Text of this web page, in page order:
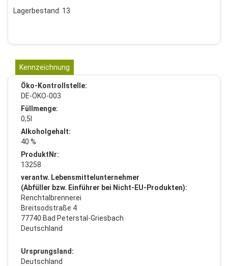
Lagerbestand: 13
Kennzeichnung
Öko-Kontrollstelle:
DE-ÖKO-003
Füllmenge:
0,5l
Alkoholgehalt:
40 %
ProduktNr:
13258
verantw. Lebensmittelunternehmer
(Abfüller bzw. Einführer bei Nicht-EU-Produkten):
Renchtalbrennerei
Breitsodstraße 4
77740 Bad Peterstal-Griesbach
Deutschland
Ursprungsland:
Deutschland